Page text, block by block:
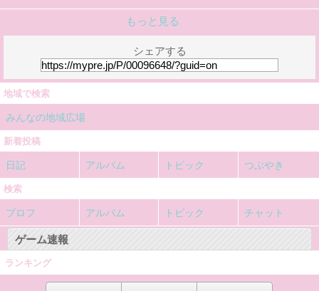
もっと見る
シェアする
地域で検索
みんなの地域広場
新着投稿
日記 アルバム トピック つぶやき
検索
プロフ アルバム トピック チャット
ゲーム速報
ランキング